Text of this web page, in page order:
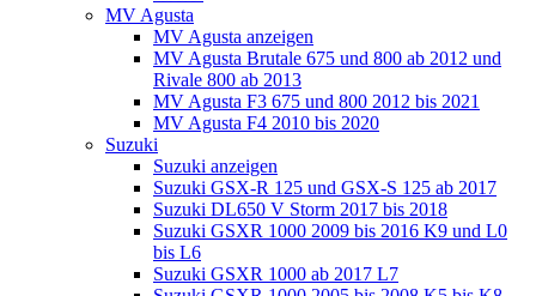
MV Agusta
MV Agusta anzeigen
MV Agusta Brutale 675 und 800 ab 2012 und
Rivale 800 ab 2013
MV Agusta F3 675 und 800 2012 bis 2021
MV Agusta F4 2010 bis 2020
Suzuki
Suzuki anzeigen
Suzuki GSX-R 125 und GSX-S 125 ab 2017
Suzuki DL650 V Storm 2017 bis 2018
Suzuki GSXR 1000 2009 bis 2016 K9 und L0
bis L6
Suzuki GSXR 1000 ab 2017 L7